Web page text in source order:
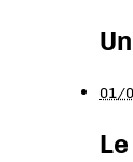
01/